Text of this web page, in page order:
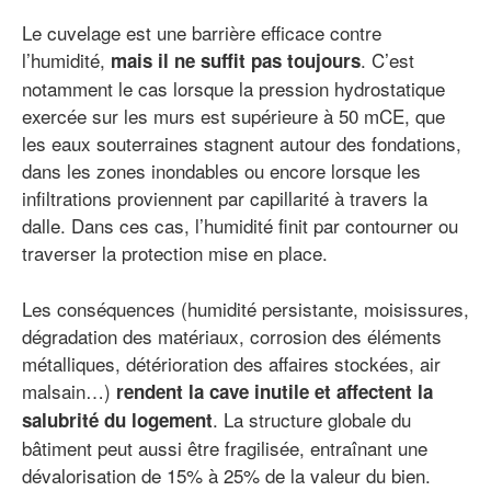
Le cuvelage est une barrière efficace contre
l’humidité, mais il ne suffit pas toujours. C’est
notamment le cas lorsque la pression hydrostatique
exercée sur les murs est supérieure à 50 mCE, que
les eaux souterraines stagnent autour des fondations,
dans les zones inondables ou encore lorsque les
infiltrations proviennent par capillarité à travers la
dalle. Dans ces cas, l’humidité finit par contourner ou
traverser la protection mise en place.
Les conséquences (humidité persistante, moisissures,
dégradation des matériaux, corrosion des éléments
métalliques, détérioration des affaires stockées, air
malsain…) rendent la cave inutile et affectent la
salubrité du logement. La structure globale du
bâtiment peut aussi être fragilisée, entraînant une
dévalorisation de 15% à 25% de la valeur du bien.